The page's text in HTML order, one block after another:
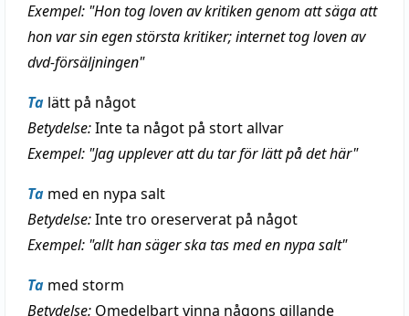
Exempel: "Hon tog loven av kritiken genom att säga att
hon var sin egen största kritiker; internet tog loven av
dvd-försäljningen"
Ta lätt på något
Betydelse:Inte ta något på stort allvar
Exempel: "Jag upplever att du tar för lätt på det här"
Ta med en nypa salt
Betydelse:Inte tro oreserverat på något
Exempel: "allt han säger ska tas med en nypa salt"
Ta med storm
Betydelse: Omedelbart vinna någons gillande